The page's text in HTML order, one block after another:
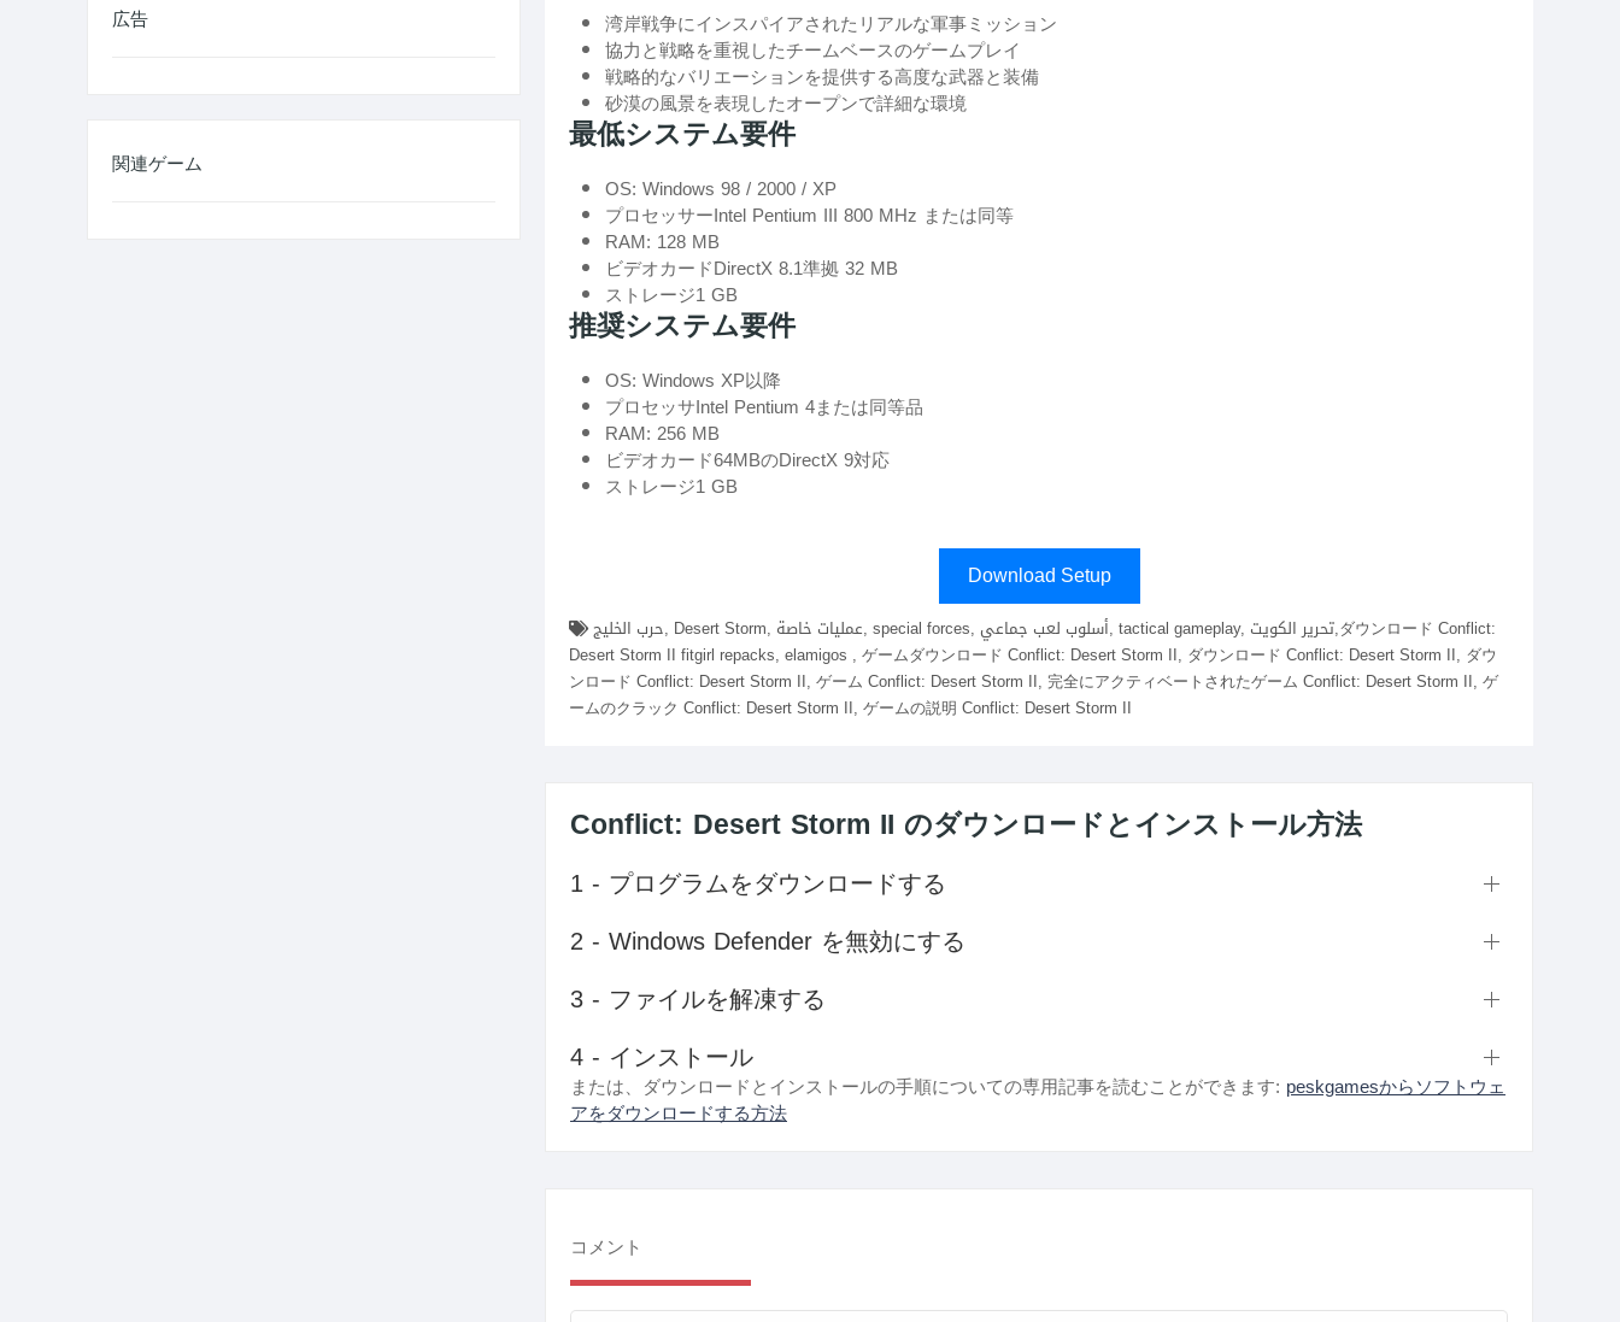
湾岸戦争にインスパイアされたリアルな軍事ミッション
協力と戦略を重視したチームベースのゲームプレイ
戦略的なバリエーションを提供する高度な武器と装備
砂漠の風景を表現したオープンで詳細な環境
最低システム要件
OS: Windows 98 / 2000 / XP
プロセッサーIntel Pentium III 800 MHz または同等
RAM: 128 MB
ビデオカードDirectX 8.1準拠 32 MB
ストレージ1 GB
推奨システム要件
OS: Windows XP以降
プロセッサIntel Pentium 4または同等品
RAM: 256 MB
ビデオカード64MBのDirectX 9対応
ストレージ1 GB
Download Setup
Desert Storm II fitgirl repacks, elamigos , ゲームダウンロード Conflict: Desert Storm II, ダウンロード Conflict: Desert Storm II, ダウ
ンロード Conflict: Desert Storm II, ゲーム Conflict: Desert Storm II, 完全にアクティベートされたゲーム Conflict: Desert Storm II, ゲ
ームのクラック Conflict: Desert Storm II, ゲームの説明 Conflict: Desert Storm II
Conflict: Desert Storm II のダウンロードとインストール方法
1 - プログラムをダウンロードする
2 - Windows Defender を無効にする
3 - ファイルを解凍する
4 - インストール
または、ダウンロードとインストールの手順についての専用記事を読むことができます: peskgamesからソフトウェ
アをダウンロードする方法
コメント
広告
関連ゲーム